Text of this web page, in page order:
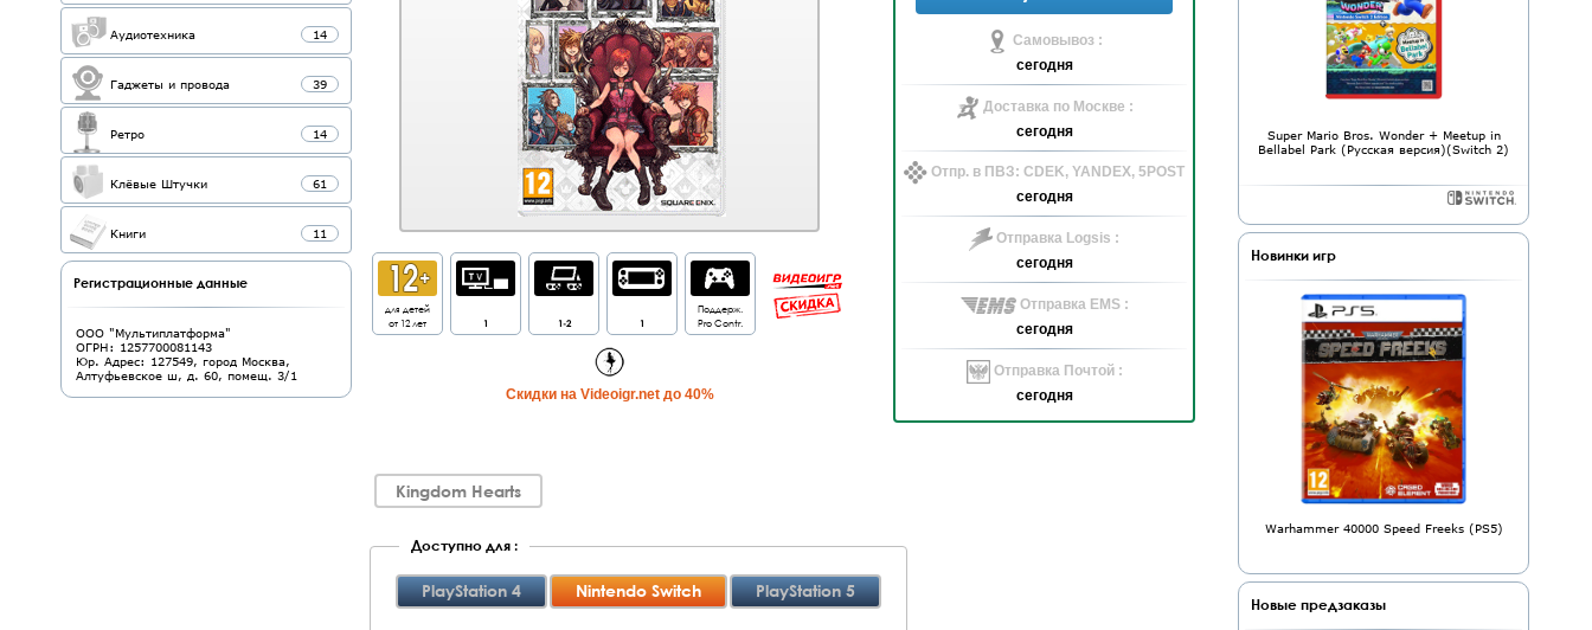
Аудиотехника 14
Гаджеты и провода 39
Ретро 14
Клёвые Штучки 61
Книги 11
Регистрационные данные
ООО "Мультиплатформа"
ОГРН: 1257700081143
Юр. Адрес: 127549, город Москва,
Алтуфьевское ш, д. 60, помещ. 3/1
для детей
от 12 лет
1 1-2 1
Поддерж.
Pro Contr.
Cкидки на Videoigr.net до 40%
Самовывоз :
сегодня
Доставка по Москве :
сегодня
Отпр. в ПВЗ: CDEK, YANDEX, 5POST
сегодня
Отправка Logsis :
сегодня
Отправка EMS :
сегодня
Отправка Почтой :
сегодня
Kingdom Hearts
Доступно для :
PlayStation 4 Nintendo Switch PlayStation 5
Super Mario Bros. Wonder + Meetup in
Bellabel Park (Русская версия)(Switch 2)
Новинки игр
Warhammer 40000 Speed Freeks (PS5)
Новые предзаказы